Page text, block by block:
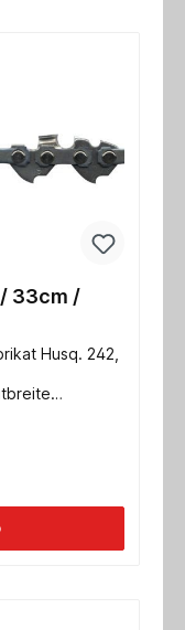
33cm /
Husq. 242,